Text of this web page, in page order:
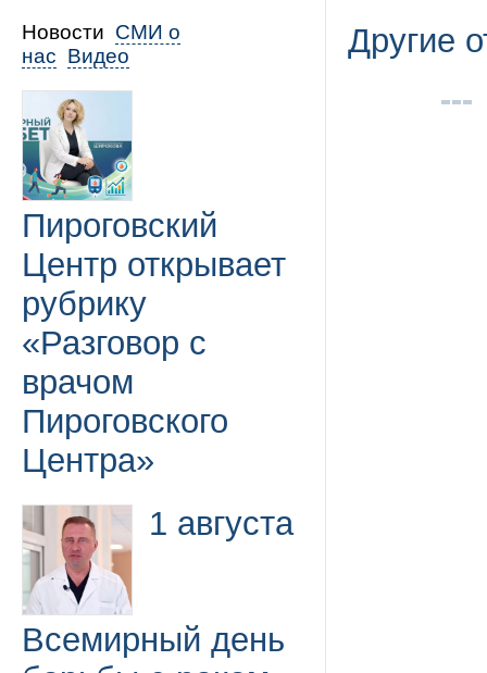
Новости СМИ о
нас Видео
Пироговский
Центр открывает
рубрику
«Разговор с
врачом
Пироговского
Центра»
1 августа
Всемирный день
Другие